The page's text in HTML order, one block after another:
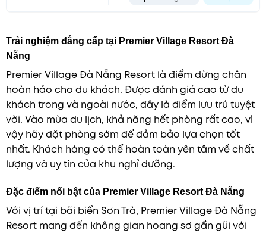
Trải nghiệm đẳng cấp tại Premier Village Resort Đà
Nẵng
Premier Village Đà Nẵng Resort là điểm dừng chân
hoàn hảo cho du khách. Được đánh giá cao từ du
khách trong và ngoài nước, đây là điểm lưu trú tuyệt
vời. Vào mùa du lịch, khả năng hết phòng rất cao, vì
vậy hãy đặt phòng sớm để đảm bảo lựa chọn tốt
nhất. Khách hàng có thể hoàn toàn yên tâm về chất
lượng và uy tín của khu nghỉ dưỡng.
Đặc điểm nổi bật của Premier Village Resort Đà Nẵng
Với vị trí tại bãi biển Sơn Trà, Premier Village Đà Nẵng
Resort mang đến không gian hoang sơ gần gũi với